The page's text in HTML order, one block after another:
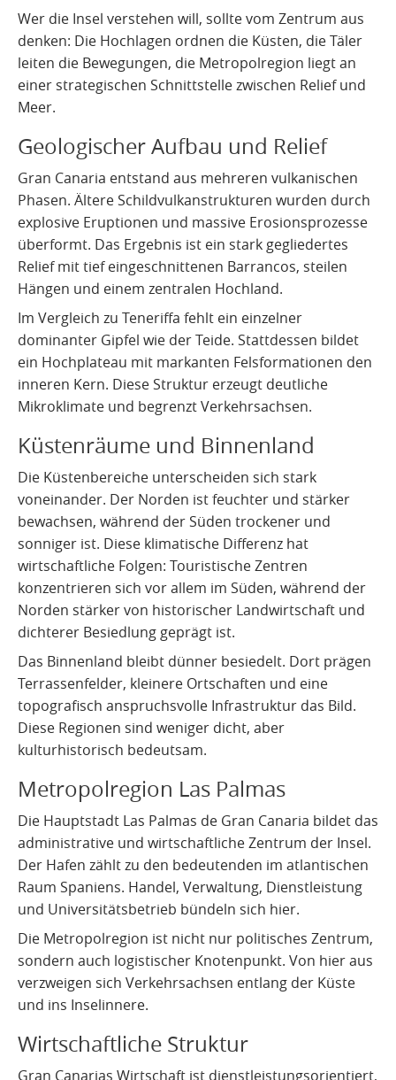
Wer die Insel verstehen will, sollte vom Zentrum aus
denken: Die Hochlagen ordnen die Küsten, die Täler
leiten die Bewegungen, die Metropolregion liegt an
einer strategischen Schnittstelle zwischen Relief und
Meer.
Geologischer Aufbau und Relief
Gran Canaria entstand aus mehreren vulkanischen
Phasen. Ältere Schildvulkanstrukturen wurden durch
explosive Eruptionen und massive Erosionsprozesse
überformt. Das Ergebnis ist ein stark gegliedertes
Relief mit tief eingeschnittenen Barrancos, steilen
Hängen und einem zentralen Hochland.
Im Vergleich zu Teneriffa fehlt ein einzelner
dominanter Gipfel wie der Teide. Stattdessen bildet
ein Hochplateau mit markanten Felsformationen den
inneren Kern. Diese Struktur erzeugt deutliche
Mikroklimate und begrenzt Verkehrsachsen.
Küstenräume und Binnenland
Die Küstenbereiche unterscheiden sich stark
voneinander. Der Norden ist feuchter und stärker
bewachsen, während der Süden trockener und
sonniger ist. Diese klimatische Differenz hat
wirtschaftliche Folgen: Touristische Zentren
konzentrieren sich vor allem im Süden, während der
Norden stärker von historischer Landwirtschaft und
dichterer Besiedlung geprägt ist.
Das Binnenland bleibt dünner besiedelt. Dort prägen
Terrassenfelder, kleinere Ortschaften und eine
topografisch anspruchsvolle Infrastruktur das Bild.
Diese Regionen sind weniger dicht, aber
kulturhistorisch bedeutsam.
Metropolregion Las Palmas
Die Hauptstadt Las Palmas de Gran Canaria bildet das
administrative und wirtschaftliche Zentrum der Insel.
Der Hafen zählt zu den bedeutenden im atlantischen
Raum Spaniens. Handel, Verwaltung, Dienstleistung
und Universitätsbetrieb bündeln sich hier.
Die Metropolregion ist nicht nur politisches Zentrum,
sondern auch logistischer Knotenpunkt. Von hier aus
verzweigen sich Verkehrsachsen entlang der Küste
und ins Inselinnere.
Wirtschaftliche Struktur
Gran Canarias Wirtschaft ist dienstleistungsorientiert,